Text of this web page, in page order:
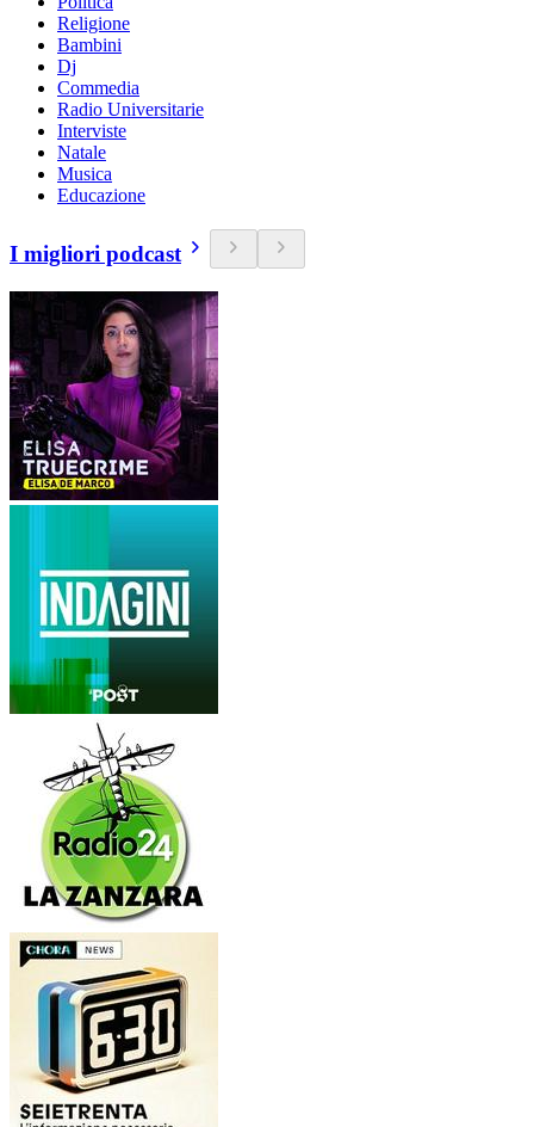
Religione
Bambini
Dj
Commedia
Radio Universitarie
Interviste
Natale
Musica
Educazione
I migliori podcast